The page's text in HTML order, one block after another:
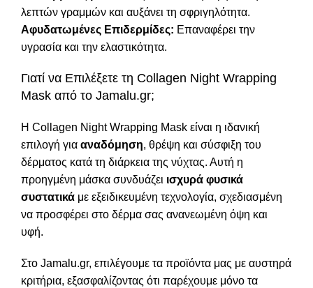
λεπτών γραμμών και αυξάνει τη σφριγηλότητα.
Αφυδατωμένες Επιδερμίδες: Επαναφέρει την
υγρασία και την ελαστικότητα.
Γιατί να Επιλέξετε τη Collagen Night Wrapping
Mask από το Jamalu.gr;
Η Collagen Night Wrapping Mask είναι η ιδανική
επιλογή για αναδόμηση, θρέψη και σύσφιξη του
δέρματος κατά τη διάρκεια της νύχτας. Αυτή η
προηγμένη μάσκα συνδυάζει ισχυρά φυσικά
συστατικά με εξειδικευμένη τεχνολογία, σχεδιασμένη
να προσφέρει στο δέρμα σας ανανεωμένη όψη και
υφή.
Στο Jamalu.gr, επιλέγουμε τα προϊόντα μας με αυστηρά
κριτήρια, εξασφαλίζοντας ότι παρέχουμε μόνο τα